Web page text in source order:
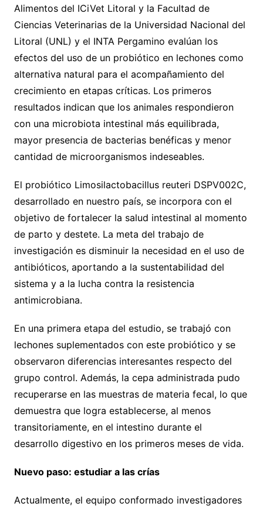
Alimentos del ICiVet Litoral y la Facultad de
Ciencias Veterinarias de la Universidad Nacional del
Litoral (UNL) y el INTA Pergamino evalúan los
efectos del uso de un probiótico en lechones como
alternativa natural para el acompañamiento del
crecimiento en etapas críticas. Los primeros
resultados indican que los animales respondieron
con una microbiota intestinal más equilibrada,
mayor presencia de bacterias benéficas y menor
cantidad de microorganismos indeseables.
El probiótico Limosilactobacillus reuteri DSPV002C,
desarrollado en nuestro país, se incorpora con el
objetivo de fortalecer la salud intestinal al momento
de parto y destete. La meta del trabajo de
investigación es disminuir la necesidad en el uso de
antibióticos, aportando a la sustentabilidad del
sistema y a la lucha contra la resistencia
antimicrobiana.
En una primera etapa del estudio, se trabajó con
lechones suplementados con este probiótico y se
observaron diferencias interesantes respecto del
grupo control. Además, la cepa administrada pudo
recuperarse en las muestras de materia fecal, lo que
demuestra que logra establecerse, al menos
transitoriamente, en el intestino durante el
desarrollo digestivo en los primeros meses de vida.
Nuevo paso: estudiar a las crías
Actualmente, el equipo conformado investigadores